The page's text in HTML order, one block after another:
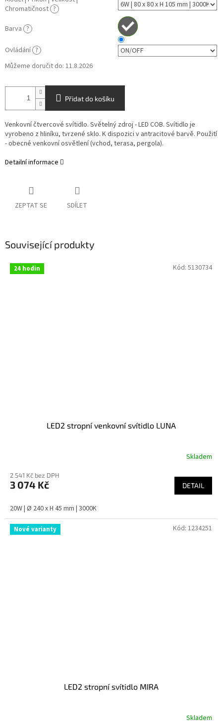
Chromatičnost ?
Barva ?
Ovládání ?
Můžeme doručit do: 11.8.2026
Přidat do košíku
Venkovní čtvercové svítidlo. Světelný zdroj - LED COB. Svítidlo je
vyrobeno z hliníku, tvrzené sklo. K dispozici v antracitové barvě. Použití
- obecné venkovní osvětlení (vchod, terasa, pergola).
Detailní informace
ZEPTAT SE SDÍLET
Související produkty
24 hodin
LED2 stropní venkovní svítidlo LUNA
Skladem
2 541 Kč bez DPH
3 074 Kč DETAIL
20W | Ø 240 x H 45 mm | 3000K
Kód: 5130734
Nové varianty
LED2 stropní svítidlo MIRA
Skladem
Kód: 1234251